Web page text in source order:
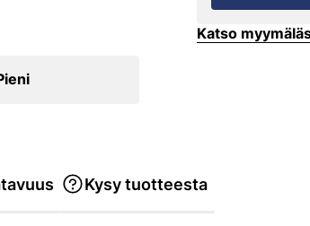
Katso
Kysy tuotteesta